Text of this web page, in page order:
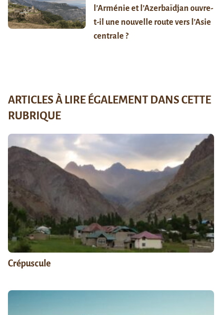
l’Arménie et l’Azerbaïdjan ouvre-
t-il une nouvelle route vers l’Asie
centrale ?
ARTICLES À LIRE ÉGALEMENT DANS CETTE
RUBRIQUE
Crépuscule